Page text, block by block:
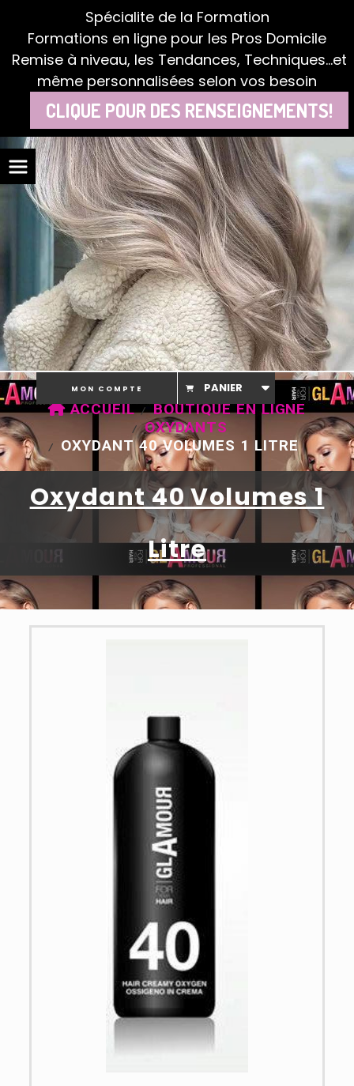
Spécialite de la Formation
Formations en ligne pour les Pros Domicile
Remise à niveau, les Tendances, Techniques...et
même personnalisées selon vos besoin
CLIQUE POUR DES RENSEIGNEMENTS!
MON COMPTE PANIER
ACCUEIL
BOUTIQUE EN LIGNE
OXYDANTS
OXYDANT 40 VOLUMES 1 LITRE
Oxydant 40 Volumes 1
Litre